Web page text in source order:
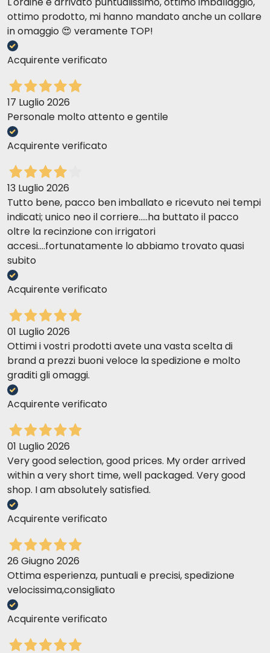
ottimo prodotto, mi hanno mandato anche un collare
in omaggio 😍 veramente TOP!
Acquirente verificato
17 Luglio 2026
Personale molto attento e gentile
Acquirente verificato
13 Luglio 2026
Tutto bene, pacco ben imballato e ricevuto nei tempi
indicati; unico neo il corriere.....ha buttato il pacco
oltre la recinzione con irrigatori
accesi....fortunatamente lo abbiamo trovato quasi
subito
Acquirente verificato
01 Luglio 2026
Ottimi i vostri prodotti avete una vasta scelta di
brand a prezzi buoni veloce la spedizione e molto
graditi gli omaggi.
Acquirente verificato
01 Luglio 2026
Very good selection, good prices. My order arrived
within a very short time, well packaged. Very good
shop. I am absolutely satisfied.
Acquirente verificato
26 Giugno 2026
Ottima esperienza, puntuali e precisi, spedizione
velocissima,consigliato
Acquirente verificato